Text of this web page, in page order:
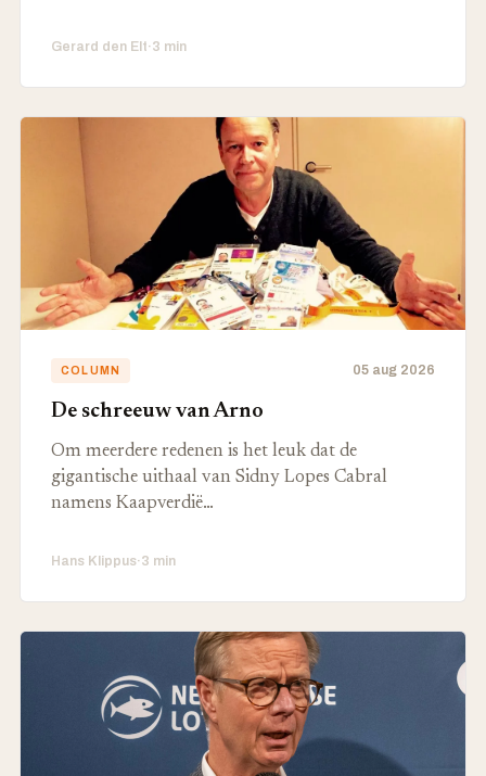
Gerard den Elt·3 min
COLUMN 05 aug 2026
De schreeuw van Arno
Om meerdere redenen is het leuk dat de
gigantische uithaal van Sidny Lopes Cabral
namens Kaapverdië…
Hans Klippus·3 min